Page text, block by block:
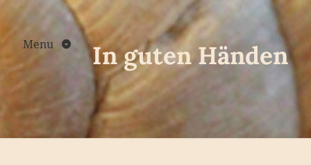
Skip
to
contentMenu In guten Händen